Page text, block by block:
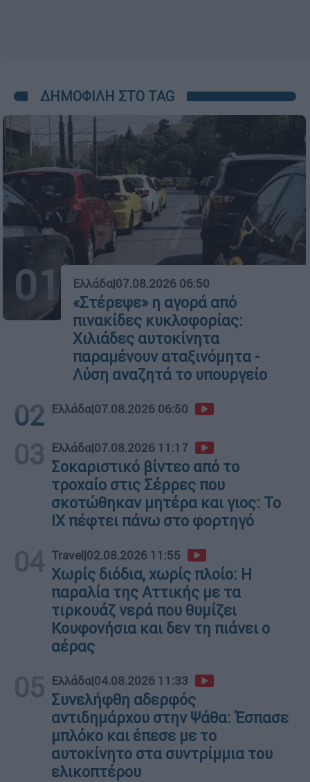
ΔΗΜΟΦΙΛΗ ΣΤΟ TAG
01 Ελλάδα|07.08.2026 06:50
«Στέρεψε» η αγορά από
πινακίδες κυκλοφορίας:
Χιλιάδες αυτοκίνητα
παραμένουν αταξινόμητα -
Λύση αναζητά το υπουργείο
02 Ελλάδα|07.08.2026 06:50
03 Ελλάδα|07.08.2026 11:17
Σοκαριστικό βίντεο από το
τροχαίο στις Σέρρες που
σκοτώθηκαν μητέρα και γιος: Το
ΙΧ πέφτει πάνω στο φορτηγό
04 Travel |02.08.2026 11:55
Χωρίς διόδια, χωρίς πλοίο: Η
παραλία της Αττικής με τα
τιρκουάζ νερά που θυμίζει
Κουφονήσια και δεν τη πιάνει ο
αέρας
05 Ελλάδα|04.08.2026 11:33
Συνελήφθη αδερφός
αντιδημάρχου στην Ψάθα: Έσπασε
μπλόκο και έπεσε με το
αυτοκίνητο στα συντρίμμια του
ελικοπτέρου